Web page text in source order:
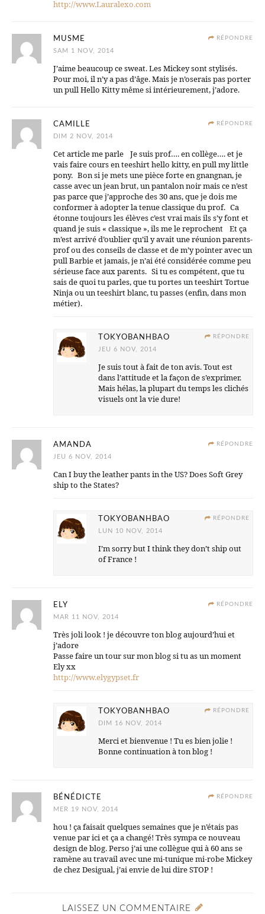
http://www.Lauralexo.com
RÉPONDRE
MUSME
SAM 1 NOV, 2014
J’aime beaucoup ce sweat. Les Mickey sont stylisés.
Pour moi, il n’y a pas d’âge. Mais je n’oserais pas porter
un pull Hello Kitty même si intérieurement, j’adore.
RÉPONDRE
CAMILLE
DIM 2 NOV, 2014
Cet article me parle Je suis prof…. en collège…. et je
vais faire cours en teeshirt hello kitty, en pull my little
pony. Bon si je mets une pièce forte en gnangnan, je
casse avec un jean brut, un pantalon noir mais ce n’est
pas parce que j’approche des 30 ans, que je dois me
conformer à adopter la tenue classique du prof. Ca
étonne toujours les élèves c’est vrai mais ils s’y font et
quand je suis « classique », ils me le reprochent Et ça
m’est arrivé d’oublier qu’il y avait une réunion parents-
prof ou des conseils de classe et de m’y pointer avec un
pull Barbie et jamais, je n’ai été considérée comme peu
sérieuse face aux parents. Si tu es compétent, que tu
sais de quoi tu parles, que tu portes un teeshirt Tortue
Ninja ou un teeshirt blanc, tu passes (enfin, dans mon
métier).
RÉPONDRE
TOKYOBANHBAO
JEU 6 NOV, 2014
Je suis tout à fait de ton avis. Tout est
dans l’attitude et la façon de s’exprimer.
Mais hélas, la plupart du temps les clichés
visuels ont la vie dure!
RÉPONDRE
AMANDA
JEU 6 NOV, 2014
Can I buy the leather pants in the US? Does Soft Grey
ship to the States?
RÉPONDRE
TOKYOBANHBAO
LUN 10 NOV, 2014
I’m sorry but I think they don’t ship out
of France !
RÉPONDRE
ELY
MAR 11 NOV, 2014
Très joli look ! je découvre ton blog aujourd’hui et
j’adore
Passe faire un tour sur mon blog si tu as un moment
Ely xx
http://www.elygypset.fr
RÉPONDRE
TOKYOBANHBAO
DIM 16 NOV, 2014
Merci et bienvenue ! Tu es bien jolie !
Bonne continuation à ton blog !
RÉPONDRE
BÉNÉDICTE
MER 19 NOV, 2014
hou ! ça faisait quelques semaines que je n’étais pas
venue par ici et ça a changé! Très sympa ce nouveau
design de blog. Perso j’ai une collègue qui à 60 ans se
ramène au travail avec une mi-tunique mi-robe Mickey
de chez Desigual, j’ai envie de lui dire STOP !
LAISSEZ UN COMMENTAIRE